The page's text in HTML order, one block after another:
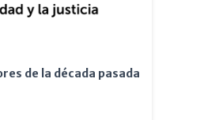
de la década pasada